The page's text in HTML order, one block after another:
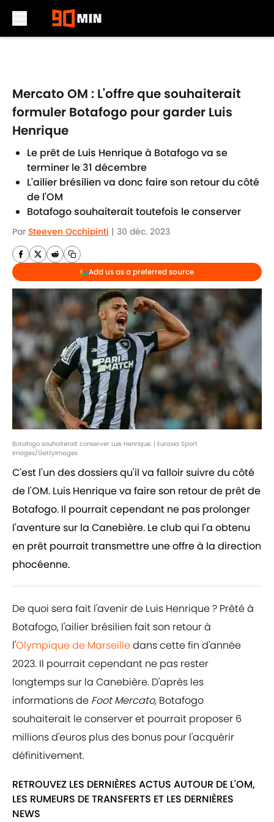
Mercato OM : L'offre que souhaiterait
formuler Botafogo pour garder Luis
Henrique
Le prêt de Luis Henrique à Botafogo va se
terminer le 31 décembre
L'ailier brésilien va donc faire son retour du côté
de l'OM
Botafogo souhaiterait toutefois le conserver
Par Steeven Occhipinti | 30 déc. 2023
Add us as a preferred source
Botafogo souhaiterait conserver Luis Henrique. | Eurasia Sport
Images/GettyImages
C'est l'un des dossiers qu'il va falloir suivre du côté
de l'OM. Luis Henrique va faire son retour de prêt de
Botafogo. Il pourrait cependant ne pas prolonger
l'aventure sur la Canebière. Le club qui l'a obtenu
en prêt pourrait transmettre une offre à la direction
phocéenne.
De quoi sera fait l'avenir de Luis Henrique ? Prêté à
Botafogo, l'ailier brésilien fait son retour à
l'Olympique de Marseilledans cette fin d'année
2023. Il pourrait cependant ne pas rester
longtemps sur la Canebière. D'après les
informations de Foot Mercato, Botafogo
souhaiterait le conserver et pourrait proposer 6
millions d'euros plus des bonus pour l'acquérir
définitivement.
RETROUVEZ LES DERNIÈRES ACTUS AUTOUR DE L'OM,
LES RUMEURS DE TRANSFERTS ET LES DERNIÈRES
NEWS